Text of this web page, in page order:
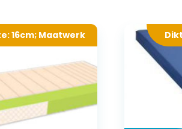
16cm; Maatwerk